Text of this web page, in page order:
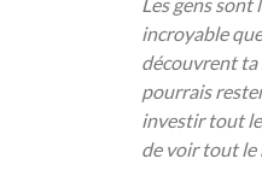
incroyable
découvrent ta
pourrais
investir tout le
de voir tout le